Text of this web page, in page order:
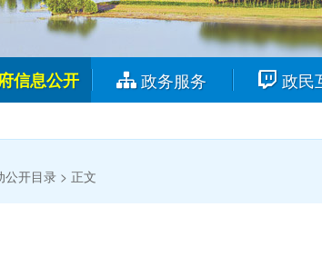
信息公开 政务服务 政民
公开目录 > 正文